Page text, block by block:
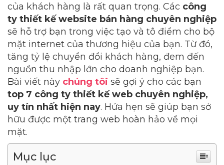
của khách hàng là rất quan trọng. Các công
ty thiết kế website bán hàng chuyên nghiệp
sẽ hỗ trợ bạn trong việc tạo và tô điểm cho bộ
mặt internet của thương hiệu của bạn. Từ đó,
tăng tỷ lệ chuyển đổi khách hàng, đem đến
nguồn thu nhập lớn cho doanh nghiệp bạn.
Bài viết này chúng tôi sẽ gợi ý cho các bạn
top 7 công ty thiết kế web chuyên nghiệp,
uy tín nhất hiện nay. Hứa hẹn sẽ giúp bạn sở
hữu được một trang web hoàn hảo về mọi
mặt.
Mục lục